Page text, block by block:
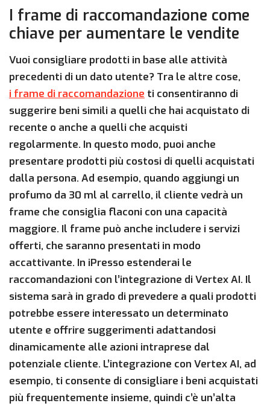
I frame di raccomandazione come
chiave per aumentare le vendite
Vuoi consigliare prodotti in base alle attività
precedenti di un dato utente? Tra le altre cose,
i frame di raccomandazione ti consentiranno di
suggerire beni simili a quelli che hai acquistato di
recente o anche a quelli che acquisti
regolarmente. In questo modo, puoi anche
presentare prodotti più costosi di quelli acquistati
dalla persona. Ad esempio, quando aggiungi un
profumo da 30 ml al carrello, il cliente vedrà un
frame che consiglia flaconi con una capacità
maggiore. Il frame può anche includere i servizi
offerti, che saranno presentati in modo
accattivante. In iPresso estenderai le
raccomandazioni con l’integrazione di Vertex AI. Il
sistema sarà in grado di prevedere a quali prodotti
potrebbe essere interessato un determinato
utente e offrire suggerimenti adattandosi
dinamicamente alle azioni intraprese dal
potenziale cliente. L’integrazione con Vertex AI, ad
esempio, ti consente di consigliare i beni acquistati
più frequentemente insieme, quindi c’è un’alta